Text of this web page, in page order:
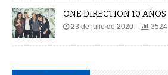
ONE DIRECTION 10 AÑOS
23 de julio de 2020 | 3524